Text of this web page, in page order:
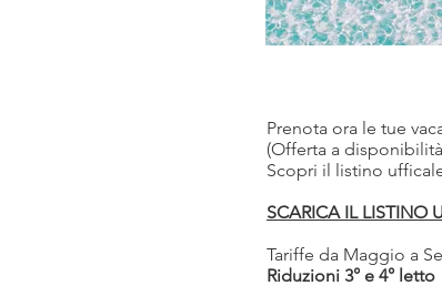
Prenota ora le tue
(Offerta a
Scopri il listino
SCARICA IL LISTINO
Tariffe da Maggio a
Riduzioni 3° e 4° letto